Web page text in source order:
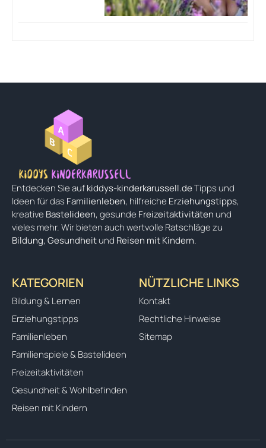
Entdecken Sie aufkiddys-kinderkarussell.deTipps und
Ideen für dasFamilienleben, hilfreiche Erziehungstipps,
kreative Bastelideen, gesunde Freizeitaktivitäten und
vieles mehr. Wir bieten auch wertvolle Ratschläge zu
Bildung, Gesundheitund Reisen mit Kindern.
KATEGORIEN
Bildung & Lernen
Erziehungstipps
Familienleben
Familienspiele & Bastelideen
Freizeitaktivitäten
Gesundheit & Wohlbefinden
Reisen mit Kindern
NÜTZLICHE LINKS
Kontakt
Rechtliche Hinweise
Sitemap